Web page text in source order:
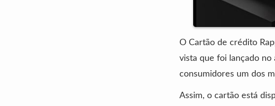
O Cartão de crédito
vista que foi lançado
consumidores um dos
Assim, o cartão está